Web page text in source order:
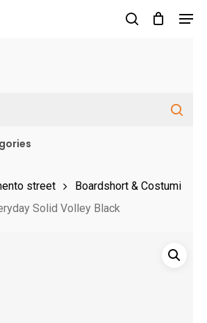
street
Boardshort & Costumi
Solid Volley Black